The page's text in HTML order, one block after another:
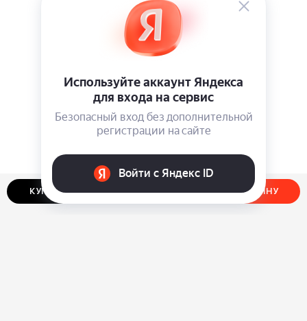
КУПИТЬ В ОДИН КЛИК ДОБАВИТЬ В КОРЗИНУ